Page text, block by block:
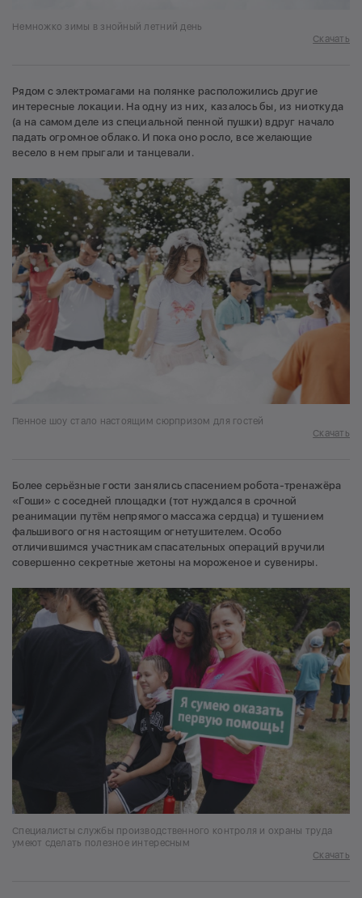
Немножко зимы в знойный летний день
Скачать
Рядом с электромагами на полянке расположились другие
интересные локации. На одну из них, казалось бы, из ниоткуда
(а на самом деле из специальной пенной пушки) вдруг начало
падать огромное облако. И пока оно росло, все желающие
весело в нем прыгали и танцевали.
Пенное шоу стало настоящим сюрпризом для гостей
Скачать
Более серьёзные гости занялись спасением робота-тренажёра
«Гоши» с соседней площадки (тот нуждался в срочной
реанимации путём непрямого массажа сердца) и тушением
фальшивого огня настоящим огнетушителем. Особо
отличившимся участникам спасательных операций вручили
совершенно секретные жетоны на мороженое и сувениры.
Специалисты службы производственного контроля и охраны труда
умеют сделать полезное интересным
Скачать